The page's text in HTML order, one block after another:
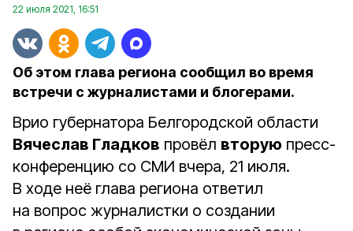
22 июля 2021, 16:51
Об этом глава региона сообщил во время
встречи с журналистами и блогерами.
Врио губернатора Белгородской области
Вячеслав Гладков провёл вторую пресс-
конференцию со СМИ вчера, 21 июля.
В ходе неё глава региона ответил
на вопрос журналистки о создании